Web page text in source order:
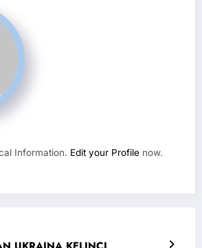
Information. Edit your Profile now.